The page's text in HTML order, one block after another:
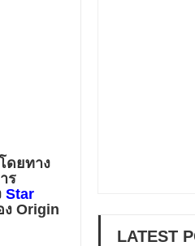
ดยทาง
ร
Star
ง Origin
LATEST